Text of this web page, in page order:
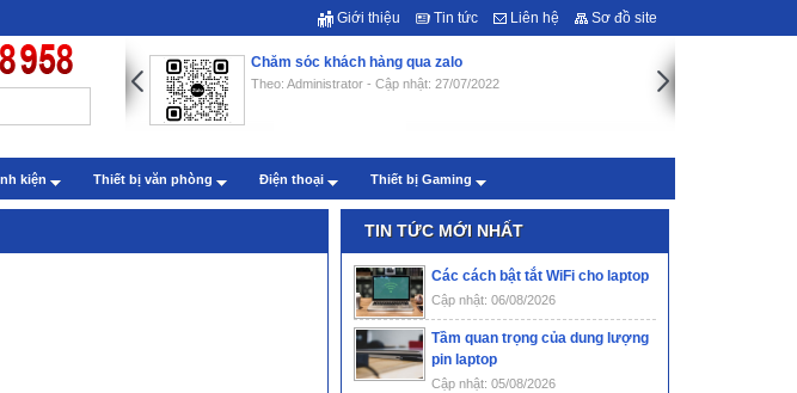
Giới thiệu Tin tức Liên hệ Sơ đồ site
thao tác đơn
Chăm sóc khách hàng qua zalo
Theo: Administrator - Cập nhật: 27/07/2022
kiện Thiết bị văn phòng Điện thoại Thiết bị Gaming
TIN TỨC MỚI NHẤT
Các cách bật tắt WiFi cho laptop
Cập nhật: 06/08/2026
Tầm quan trọng của dung lượng
pin laptop
Cập nhật: 05/08/2026